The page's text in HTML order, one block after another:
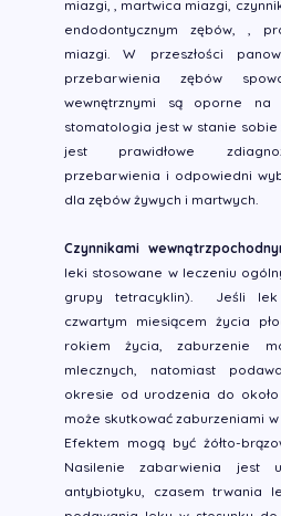
miazgi, , martwica miazgi,
endodontycznym zębów, ,
miazgi. W przeszłości
przebarwienia zębów
wewnętrznymi są oporne na
stomatologia jest w stanie sobie
jest prawidłowe
przebarwienia i odpowiedni
dla zębów żywych i martwych.
Czynnikami
leki stosowane w leczeniu
grupy tetracyklin). Jeśli lek
czwartym miesiącem życia
rokiem życia, zaburzenie
mlecznych, natomiast
okresie od urodzenia do
może skutkować zaburzeniami
Efektem mogą być żółto-
Nasilenie zabarwienia jest
antybiotyku, czasem trwania